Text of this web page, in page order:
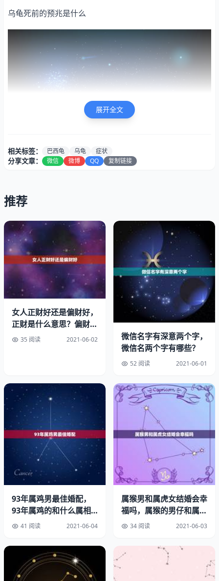
乌龟死前的预兆是什么
你可以放很多水，然后看它是不是浮起来了还是会游动
会游动是正常的给乌龟多晒晒太阳
如果浮起来了建议你用一点温水，不要太烫的，把乌龟放进
去，让它游一游。或者就是晒晒太阳，如果还是乌龟死亡的
姿势图片。
不行的话就说明死了。但是乌龟冬眠期间也有这种症状，所
先是进进出出龟壳，后就象车一样想爬翻一样。慢慢的就走
了，我就有2只。可惜“走”了一只
乌龟死亡的预兆有哪些？养的乌龟死了8预兆。
龟龟如果死了，眼睛是凹陷下去的。先是不进食（如果是病
死的话）。然后不动。精神差。然后就die。巴西龟肺炎临
死前症状。
乌龟死前的预兆是什么：乌龟死了是什么症状
死了，四肢和头都很软的伸在壳的外面眼睛是闭的，壳也
的样子跟正常的时候一样，必须拿起来轻轻左右摇晃，如果
他的头很容易随着你动，脖子像断了一样，说明已经死了。
展开全文
相关标签： 巴西龟 乌龟 症状
分享文章： 微信 微博 QQ 复制链接
推荐
女人正财好还是偏财好，
正财是什么意思？偏财是
什么意思？
35 阅读 2021-06-02
微信名字有深意两个字，
微信名两个字有哪些？
52 阅读 2021-06-01
93年属鸡男最佳婚配，
93年属鸡的和什么属相
最配41 阅读 2021-06-04
属猴男和属虎女结婚会幸
福吗，属猴的男仔和属虎
的女子结婚会怎样？
34 阅读 2021-06-03